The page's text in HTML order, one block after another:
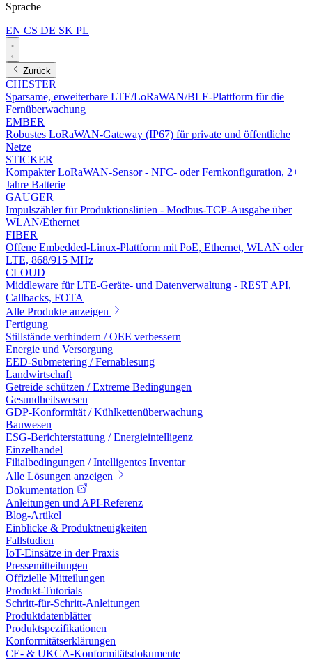
Sprache
EN CS DE SK PL
Zurück
CHESTER
Sparsame, erweiterbare LTE/LoRaWAN/BLE-Plattform für die
Fernüberwachung
EMBER
Robustes LoRaWAN-Gateway (IP67) für private und öffentliche
Netze
STICKER
Kompakter LoRaWAN-Sensor - NFC- oder Fernkonfiguration, 2+
Jahre Batterie
GAUGER
Impulszähler für Produktionslinien - Modbus-TCP-Ausgabe über
WLAN/Ethernet
FIBER
Offene Embedded-Linux-Plattform mit PoE, Ethernet, WLAN oder
LTE, 868/915 MHz
CLOUD
Middleware für LTE-Geräte- und Datenverwaltung - REST API,
Callbacks, FOTA
Alle Produkte anzeigen
Fertigung
Stillstände verhindern / OEE verbessern
Energie und Versorgung
EED-Submetering / Fernablesung
Landwirtschaft
Getreide schützen / Extreme Bedingungen
Gesundheitswesen
GDP-Konformität / Kühlkettenüberwachung
Bauwesen
ESG-Berichterstattung / Energieintelligenz
Einzelhandel
Filialbedingungen / Intelligentes Inventar
Alle Lösungen anzeigen
Dokumentation
Anleitungen und API-Referenz
Blog-Artikel
Einblicke & Produktneuigkeiten
Fallstudien
IoT-Einsätze in der Praxis
Pressemitteilungen
Offizielle Mitteilungen
Produkt-Tutorials
Schritt-für-Schritt-Anleitungen
Produktdatenblätter
Produktspezifikationen
Konformitätserklärungen
CE- & UKCA-Konformitätsdokumente